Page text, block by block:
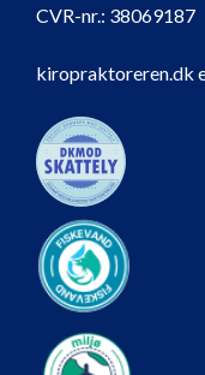
CVR-nr.: 38069187
kiropraktoreren.dk